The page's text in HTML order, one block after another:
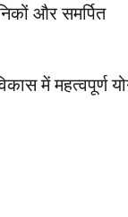
और समर्पित
में महत्वपूर्ण
0